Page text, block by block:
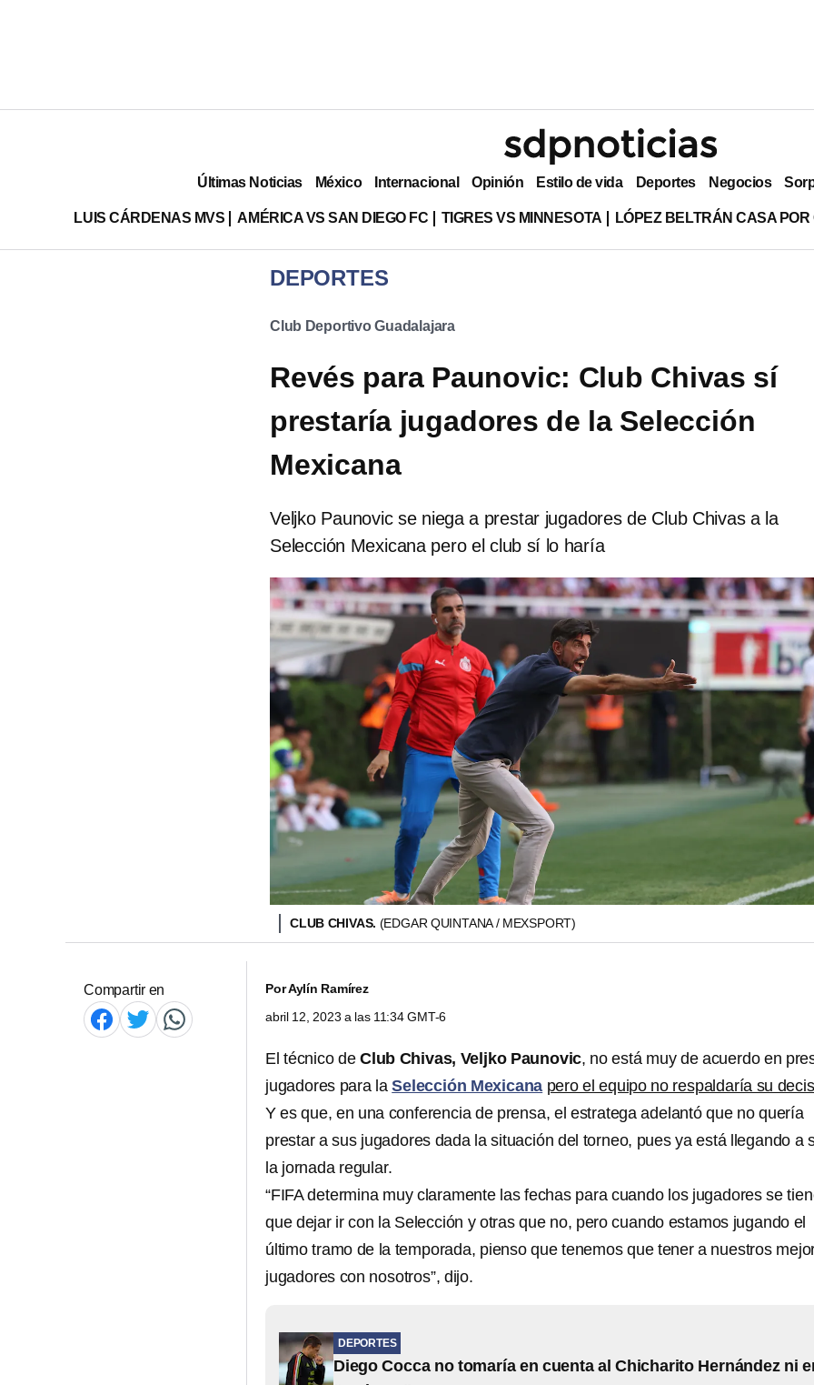
Últimas Noticias México Internacional Opinión Estilo de vida Deportes Negocios
LUIS CÁRDENAS MVS AMÉRICA VS SAN DIEGO FC TIGRES VS MINNESOTA LÓPEZ BELTRÁN CASA POR
DEPORTES
Club Deportivo Guadalajara
Revés para Paunovic: Club Chivas sí
prestaría jugadores de la Selección
Mexicana
Veljko Paunovic se niega a prestar jugadores de Club Chivas a la
Selección Mexicana pero el club sí lo haría
CLUB CHIVAS. (EDGAR QUINTANA / MEXSPORT)
Compartir en PorAylín Ramírez
abril 12, 2023 a las 11:34 GMT-6
El técnico de Club Chivas, Veljko Paunovic, no está muy de acuerdo en
jugadores para laSelección Mexicana pero el equipo no respaldaría su
Y es que, en una conferencia de prensa, el estratega adelantó que no quería
prestar a sus jugadores dada la situación del torneo, pues ya está llegando a
la jornada regular.
“FIFA determina muy claramente las fechas para cuando los jugadores se
que dejar ir con la Selección y otras que no, pero cuando estamos jugando el
último tramo de la temporada, pienso que tenemos que tener a nuestros
jugadores con nosotros”, dijo.
DEPORTES
Diego Cocca no tomaría en cuenta al Chicharito Hernández ni